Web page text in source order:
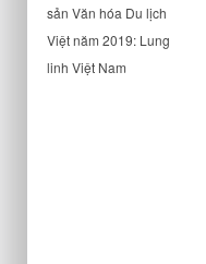
sản Văn hóa Du lịch
Việt năm 2019: Lung
linh Việt Nam